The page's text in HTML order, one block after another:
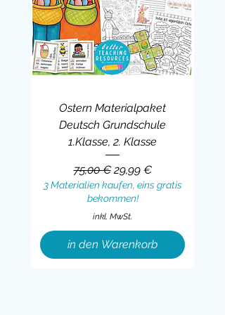
Ostern Materialpaket
Deutsch Grundschule
1.Klasse, 2. Klasse
Standardpreis
75,00 € Sale-Preis
29,99 €
3 Materialien kaufen, eins gratis
bekommen!
inkl. MwSt.
in den Warenkorb